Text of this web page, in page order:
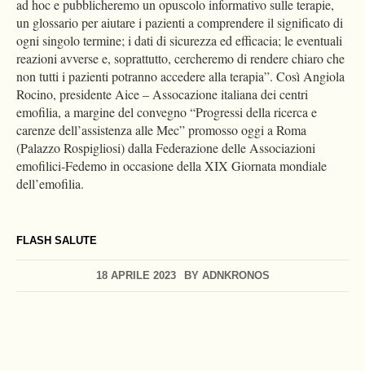
FLASH SALUTE
18 APRILE 2023 BY ADNKRONOS
ad hoc e pubblicheremo un opuscolo informativo sulle terapie,
un glossario per aiutare i pazienti a comprendere il significato di
ogni singolo termine; i dati di sicurezza ed efficacia; le eventuali
reazioni avverse e, soprattutto, cercheremo di rendere chiaro che
non tutti i pazienti potranno accedere alla terapia”. Così Angiola
Rocino, presidente Aice – Assocazione italiana dei centri
emofilia, a margine del convegno “Progressi della ricerca e
carenze dell’assistenza alle Mec” promosso oggi a Roma
(Palazzo Rospigliosi) dalla Federazione delle Associazioni
emofilici-Fedemo in occasione della XIX Giornata mondiale
dell’emofilia.